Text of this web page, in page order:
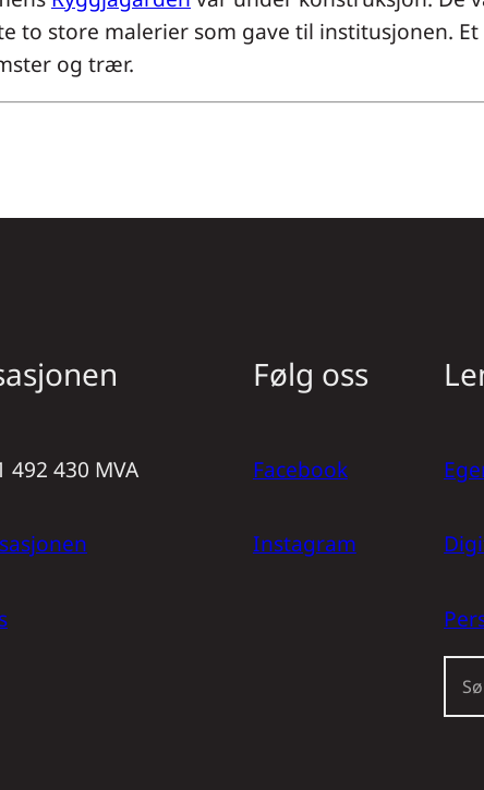
to store malerier som gave til institusjonen.
og trær.
492 430 MVA
Følg oss
Facebook
Instagram
S